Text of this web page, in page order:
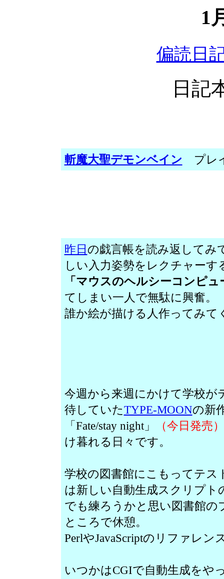
1
偏読日
日記
斬魔大聖デモンベイン プレ
昨日 の戯言帳を読み返してみ
しい入力姿勢をレクチャーす
「マウスのヘルシーコンピ
てしまい一人で無駄に興奮。
誰か絵が描ける人作ってみて
今週から来週にかけて学校が
待していたTYPE-MOONの新
「Fate/stay night」
（今日発売）
け暮れる日々です。
学校の図書館にこもってテス
は新しい自動生成スクリプト
でも練ろうかと思い図書館
ところで休憩。
PerlやJavaScriptのリファレ
いつかはCGIで自動生成をや